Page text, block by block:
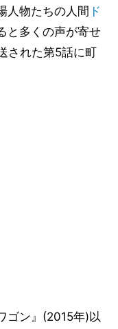
人物たちの人間 ド
と多くの声が寄せ
された第5話に町
ゴン』(2015年)以